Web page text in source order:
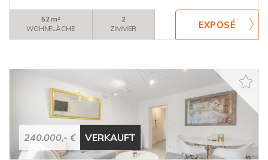
52 m²
WOHNFLÄCHE
2
ZIMMER
240.000,- € VERKAUFT